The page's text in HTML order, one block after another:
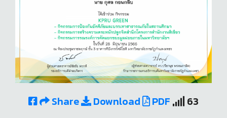
Share Download PDF 63